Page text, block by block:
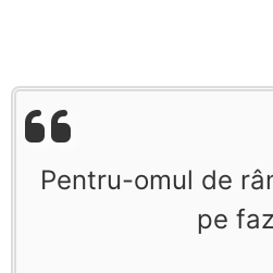
Pentru-omul de
pe